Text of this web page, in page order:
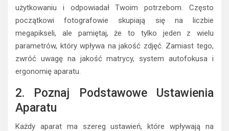
użytkowaniu i odpowiadał Twoim potrzebom. Często
początkowi fotografowie skupiają się na liczbie
megapikseli, ale pamiętaj, że to tylko jeden z wielu
parametrów, który wpływa na jakość zdjęć. Zamiast tego,
zwróć uwagę na jakość matrycy, system autofokusa i
ergonomię aparatu.
2. Poznaj Podstawowe Ustawienia
Aparatu
Każdy aparat ma szereg ustawień, które wpływają na